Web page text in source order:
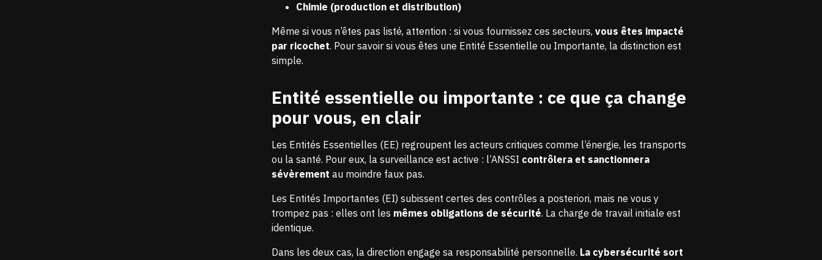
Chimie (production et distribution)
Même si vous n’êtes pas listé, attention : si vous fournissez ces secteurs, vous êtes impacté
par ricochet. Pour savoir si vous êtes une Entité Essentielle ou Importante, la distinction est
simple.
Entité essentielle ou importante : ce que ça change
pour vous, en clair
Les Entités Essentielles (EE) regroupent les acteurs critiques comme l’énergie, les transports
ou la santé. Pour eux, la surveillance est active : l’ANSSI contrôlera et sanctionnera
sévèrement au moindre faux pas.
Les Entités Importantes (EI) subissent certes des contrôles a posteriori, mais ne vous y
trompez pas : elles ont les mêmes obligations de sécurité. La charge de travail initiale est
identique.
Dans les deux cas, la direction engage sa responsabilité personnelle. La cybersécurité sort